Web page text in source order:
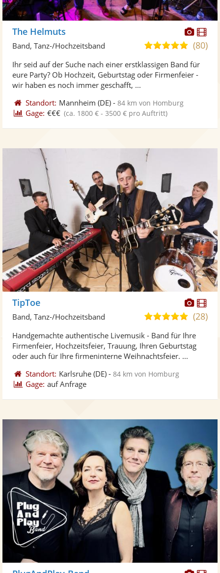
Fotos
The Helmuts
5,0
5
(80)
Band, Tanz-/Hochzeitsband
Ihr seid auf der Suche nach einer erstklassigen Band für
eure Party? Ob Hochzeit, Geburtstag oder Firmenfeier -
wir haben es noch immer geschafft, ...
Standort: Mannheim (DE) -84 km von Homburg
Gage: €€€ (ca. 1800 € - 3500 € pro Auftritt)
Fotos
TipToe
5,0
5
Sternen
(28)
Band, Tanz-/Hochzeitsband
Handgemachte authentische Livemusik - Band für Ihre
Firmenfeier, Hochzeitsfeier, Trauung, Ihren Geburtstag
oder auch für Ihre firmeninterne Weihnachtsfeier. ...
Standort: Karlsruhe (DE) -84 km von Homburg
Gage: auf Anfrage